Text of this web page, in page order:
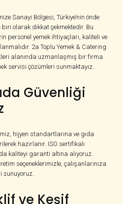
Sanayi Bölgesi, Türkiye’nin önde
olarak dikkat çekmektedir. Bu
personel yemek ihtiyaçları, kaliteli ve
2a Toplu Yemek & Catering
alanında uzmanlaşmış bir firma
servisi çözümleri sunmaktayız.
Güvenliği
hijyen standartlarına ve gıda
hazırlanır. ISO sertifikalı
kaliteyi garanti altına alıyoruz.
seçeneklerimizle, çalışanlarınıza
sunuyoruz.
ve Keşif